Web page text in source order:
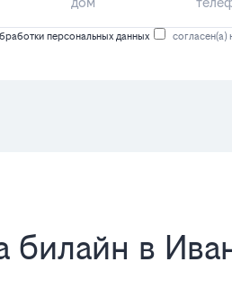
персональных данных согласен(а)
билайн в